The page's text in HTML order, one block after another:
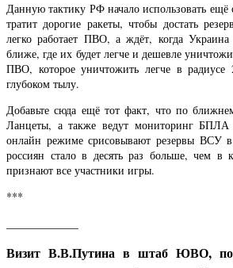
Данную тактику РФ начало использовать
тратит дорогие ракеты, чтобы достать
легко работает ПВО, а ждёт, когда Украина
ближе, где их будет легче и дешевле
ПВО, которое уничтожить легче в
глубоком тылу.
Добавьте сюда ещё тот факт, что по
Ланцеты, а также ведут мониторинг БПЛА
онлайн режиме срисовывают резервы
россиян стало в десять раз больше, чем
признают все участники игры.
***
Визит В.В.Путина в штаб ЮВО,